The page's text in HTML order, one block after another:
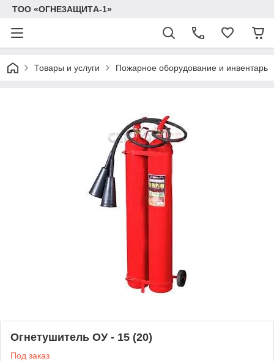
TOO «OГHE3AЩИTА-1»
Товары и услуги Пожарное оборудование и инвентарь
Огнетушитель ОУ - 15 (20)
Под заказ